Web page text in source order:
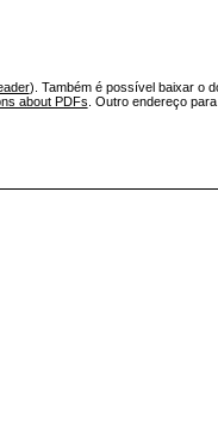
). Também é possível baixar o
about PDFs . Outro endereço